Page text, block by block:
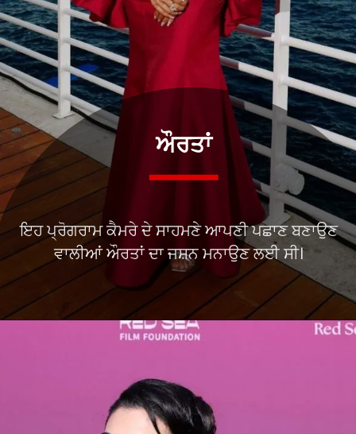
ਇਹ ਪ੍ਰੋਗਰਾਮ ਕੈਮਰੇ ਦੇ ਸਾਹਮਣੇ ਆਪਣੀ ਪਛਾਣ ਬਣਾਉਣ
ਵਾਲੀਆਂ ਔਰਤਾਂ ਦਾ ਜਸ਼ਨ ਮਨਾਉਣ ਲਈ ਸੀ।
ਔਰਤਾਂ